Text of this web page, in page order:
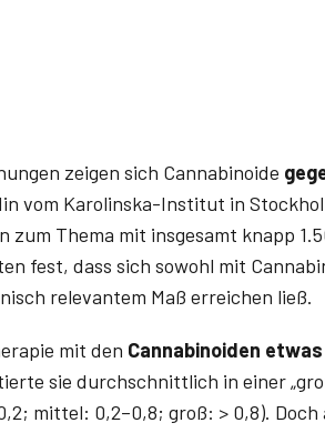
zeigen sich Cannabinoide
vom Karolinska-­Institut in
Thema mit insgesamt knapp
fest, dass sich sowohl mit
relevantem Maß erreichen ließ.
mit den Cannabinoiden
sie durchschnittlich in einer
mittel: 0,2–0,8; groß: > 0,8). Doch